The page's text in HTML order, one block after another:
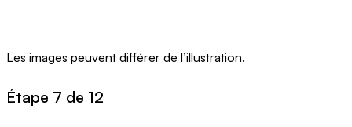
Les images peuvent différer de l’illustration.
Étape 7 de 12